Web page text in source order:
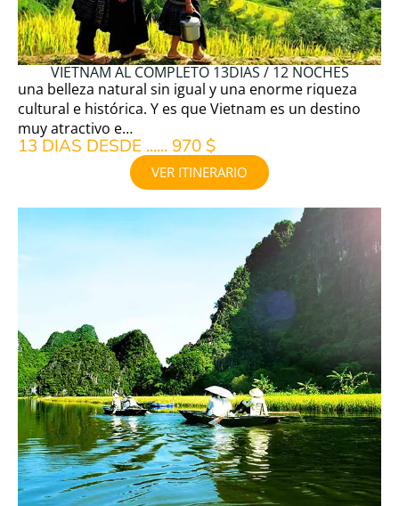
VIETNAM AL COMPLETO 13DIAS / 12 NOCHES
una belleza natural sin igual y una enorme riqueza
cultural e histórica. Y es que Vietnam es un destino
muy atractivo e…
13 DIAS DESDE ...... 970 $
VER ITINERARIO